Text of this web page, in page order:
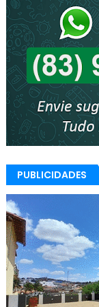
PUBLICIDADES